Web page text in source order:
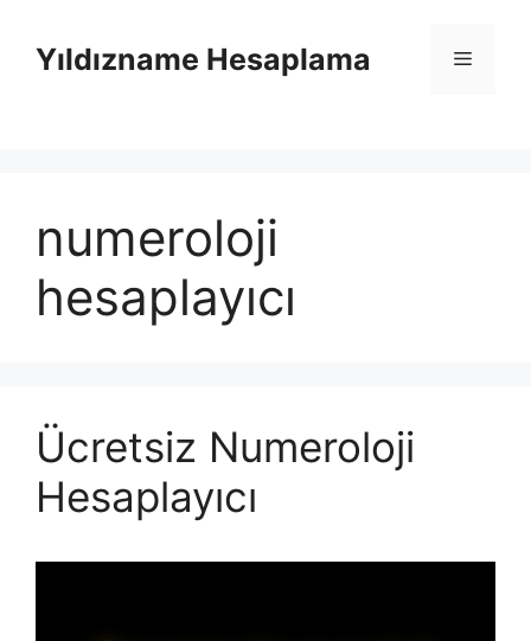
Yıldızname Hesaplama Menü
numeroloji
hesaplayıcı
Ücretsiz Numeroloji
Hesaplayıcı